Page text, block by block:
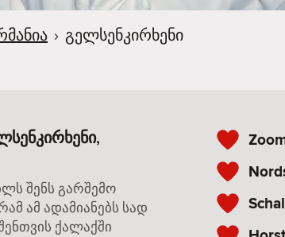
› გელსენკირხენი
შენს გარშემო
ამ ადამიანებს სად
ქალაქში